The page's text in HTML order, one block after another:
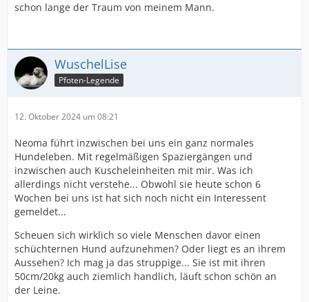
schon lange der Traum von meinem Mann.
WuschelLise
Pfoten-Legende
12. Oktober 2024 um 08:21
Neoma führt inzwischen bei uns ein ganz normales
Hundeleben. Mit regelmäßigen Spaziergängen und
inzwischen auch Kuscheleinheiten mit mir. Was ich
allerdings nicht verstehe... Obwohl sie heute schon 6
Wochen bei uns ist hat sich noch nicht ein Interessent
gemeldet...
Scheuen sich wirklich so viele Menschen davor einen
schüchternen Hund aufzunehmen? Oder liegt es an ihrem
Aussehen? Ich mag ja das struppige... Sie ist mit ihren
50cm/20kg auch ziemlich handlich, läuft schon schön an
der Leine.